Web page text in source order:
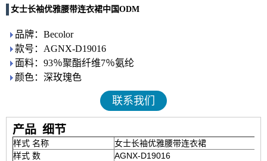
女士长袖优雅腰带连衣裙中国ODM
品牌：Becolor
款号：AGNX-D19016
面料：93％聚酯纤维7％氨纶
颜色：深玫瑰色
联系我们
产品 细节
样式 名称
女士长袖优雅腰带连衣裙
样式 数
AGNX-D19016